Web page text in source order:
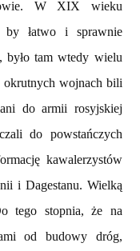
W XIX wieku
by łatwo i sprawnie
było tam wtedy wielu
wojnach bili
do armii rosyjskiej
do powstańczych
kawalerzystów
i Dagestanu. Wielką
tego stopnia, że na
od budowy dróg,